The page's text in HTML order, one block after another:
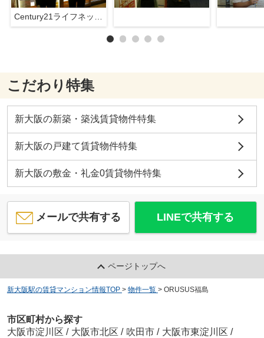
こだわり特集
新大阪の新築・築浅賃貸物件特集
新大阪の戸建て賃貸物件特集
新大阪の敷金・礼金0賃貸物件特集
メールで共有する LINEで共有する
ページトップへ
新大阪駅の賃貸マンション情報TOP > 物件一覧 > ORUSUS福島
市区町村から探す
大阪市淀川区 / 大阪市北区 / 吹田市 / 大阪市東淀川区 /